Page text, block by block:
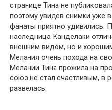
странице Тина не
поэтому увидев снимки уже
фанаты приятно удивились.
наследница Канделаки
внешним видом, но и
Мелания очень похода на
Мелании Тина прожила на
союз не стал счастливым, в
развелась.